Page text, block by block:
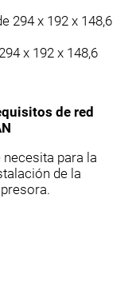
294 x 192 x 148,6
x 192 x 148,6
de red
necesita para la
de la